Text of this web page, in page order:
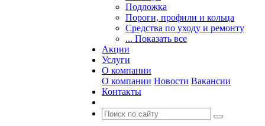
Подложка
Пороги, профили и кольца
Средства по уходу и ремонту
... Показать все
Акции
Услуги
О компании
О компании Новости Вакансии
Контакты